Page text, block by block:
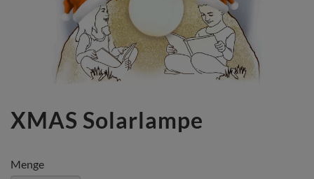
XMAS Solarlampe
Menge